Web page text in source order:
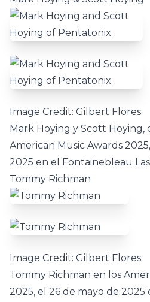
Image Credit: Gilbert Flores
Mark Hoying y Scott Hoying,
American Music Awards
2025 en el Fontainebleau Las
Tommy Richman
Image Credit: Gilbert Flores
Tommy Richman en los
2025, el 26 de mayo de